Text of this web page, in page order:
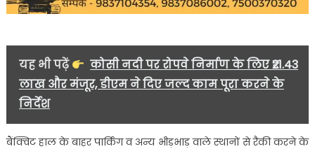
यह भी पढ़ें
कोसी नदी पर रोपवे निर्माण के लिए ₹21.43
लाख और मंजूर, डीएम ने दिए जल्द काम पूरा करने के
निर्देश
बैंक्विट हाल के बाहर पार्किंग व अन्य भीड़भाड़ वाले स्थानों से रैकी करने के